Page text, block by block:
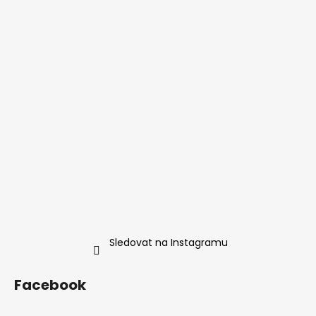
Sledovat na Instagramu
Facebook